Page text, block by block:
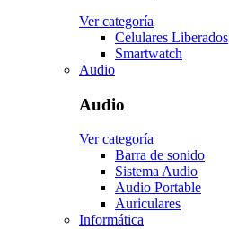
Ver categoría
Celulares Liberados
Smartwatch
Audio
Audio
Ver categoría
Barra de sonido
Sistema Audio
Audio Portable
Auriculares
Informática